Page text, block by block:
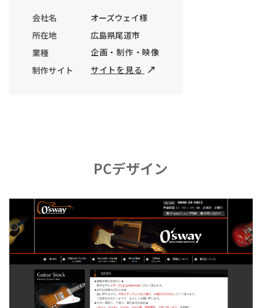
会社名
オーズウェイ様
所在地
広島県尾道市
業種
企画・制作・映像
制作サイト
サイトを見る
PCデザイン